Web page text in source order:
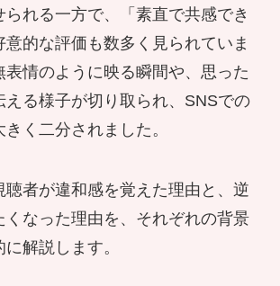
られる一方で、「素直で共感でき
意的な評価も数多く見られていま
表情のように映る瞬間や、思った
える様子が切り取られ、SNSでの
く二分されました。
聴者が違和感を覚えた理由と、逆
くなった理由を、それぞれの背景
解説します。